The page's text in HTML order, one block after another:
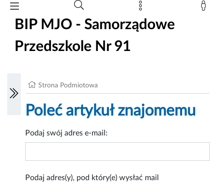
BIP MJO - Samorządowe
Przedszkole Nr 91
Strona Podmiotowa
Poleć artykuł znajomemu
Podaj swój adres e-mail:
Podaj adres(y), pod który(e) wysłać mail